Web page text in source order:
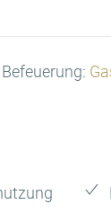
Befeuerung: